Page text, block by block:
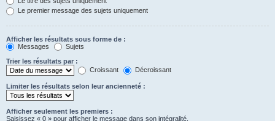
Le premier message des sujets uniquement
Afficher les résultats sous forme de :
Messages
Sujets
Trier les résultats par :
Croissant
Décroissant
Limiter les résultats selon leur ancienneté :
Afficher seulement les premiers :
Saisissez « 0 » pour afficher le message dans son intégralité.